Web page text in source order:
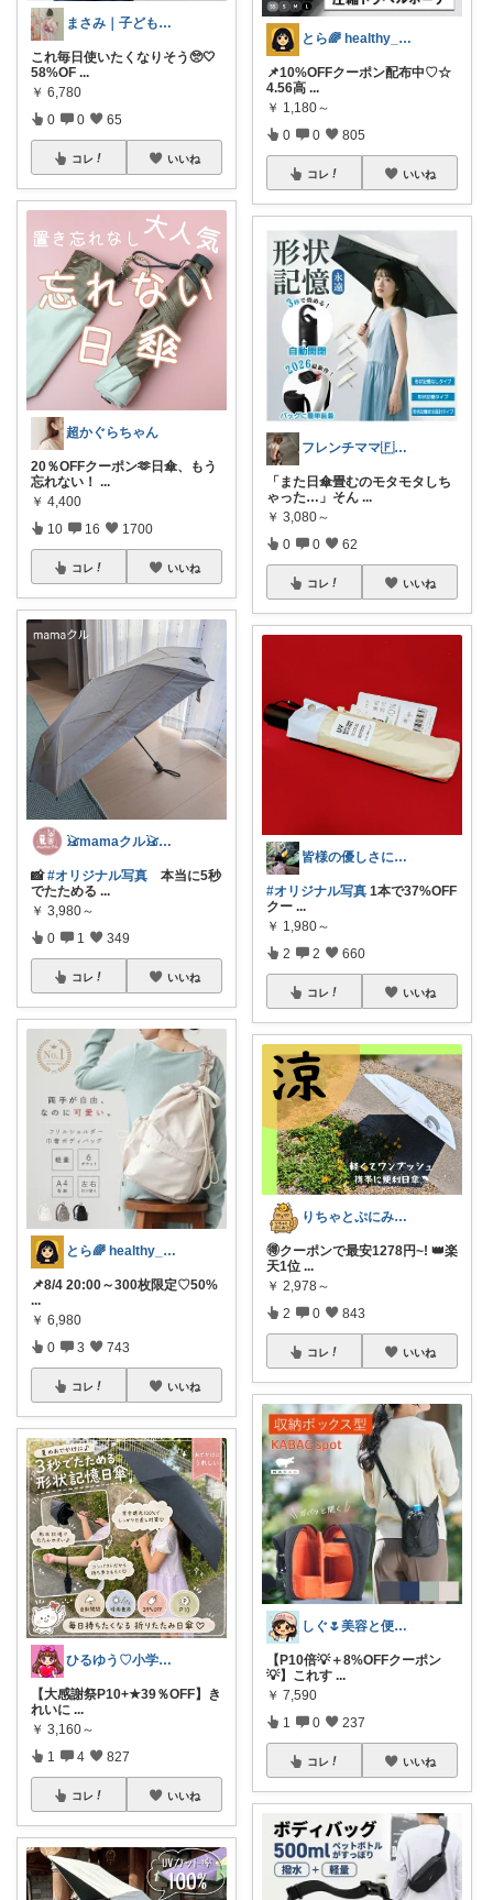
まさみ｜子ども服・水着・季節グッズ🫶
これ毎日使いたくなりそう🥺🤍
58%OF ...
￥ 6,780
0 0 65
コレ いいね
超かぐらちゃん
20％OFFクーポン🫶日傘、もう
忘れない！ ...
￥ 4,400
10 16 1700
コレ いいね
𓃠mamaクル𓃠Thanks🏡
📸#オリジナル写真 本当に5秒
でたためる ...
￥ 3,980～
0 1 349
コレ いいね
とら🌈 healthy_simple
📌8/4 20:00～300枚限定♡50%
...
￥ 6,980
0 3 743
コレ いいね
ひるゆう♡小学生2児ママ
【大感謝祭P10+★39％OFF】き
れいに ...
￥ 3,160～
1 4 827
コレ いいね
とら🌈 healthy_simple
📌10%OFFクーポン配布中♡☆
4.56高 ...
￥ 1,180～
0 0 805
コレ いいね
フレンチママ🇫🇷海外子育て
「また日傘畳むのモタモタしち
ゃった…」そん ...
￥ 3,080～
0 0 62
コレ いいね
皆様の優しさに感謝です✨happyミルク
#オリジナル写真 1本で37%OFF
クー ...
￥ 1,980～
2 2 660
コレ いいね
​りちゃとぷにみつ💎
🉐クーポンで最安1278円~! 👑楽
天1位 ...
￥ 2,978～
2 0 843
コレ いいね
しぐ🌷美容と便利な小物🍀
【P10倍💡＋8%OFFクーポン
💡】これす ...
￥ 7,590
1 0 237
コレ いいね